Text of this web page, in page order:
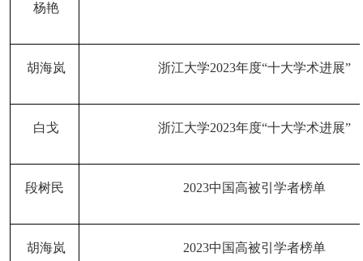
杨艳
胡海岚 浙江大学2023年度“十大学术进展”
白戈 浙江大学2023年度“十大学术进展”
段树民 2023中国高被引学者榜单
胡海岚 2023中国高被引学者榜单